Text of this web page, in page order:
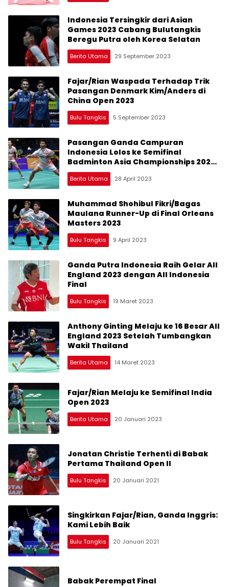
Indonesia Tersingkir dari Asian
Games 2023 Cabang Bulutangkis
Beregu Putra oleh Korea Selatan
Berita Utama 29 September 2023
Fajar/Rian Waspada Terhadap Trik
Pasangan Denmark Kim/Anders di
China Open 2023
Bulu Tangkis 5 September 2023
Pasangan Ganda Campuran
Indonesia Lolos ke Semifinal
Badminton Asia Championships 2023,
Tiga Pasangan Lainnya Gugur
Berita Utama 28 April 2023
Muhammad Shohibul Fikri/Bagas
Maulana Runner-Up di Final Orleans
Masters 2023
Bulu Tangkis 9 April 2023
Ganda Putra Indonesia Raih Gelar All
England 2023 dengan All Indonesia
Final
Bulu Tangkis 19 Maret 2023
Anthony Ginting Melaju ke 16 Besar All
England 2023 Setelah Tumbangkan
Wakil Thailand
Berita Utama 14 Maret 2023
Fajar/Rian Melaju ke Semifinal India
Open 2023
Berita Utama 20 Januari 2023
Jonatan Christie Terhenti di Babak
Pertama Thailand Open II
Bulu Tangkis 20 Januari 2021
Singkirkan Fajar/Rian, Ganda Inggris:
Kami Lebih Baik
Bulu Tangkis 20 Januari 2021
Babak Perempat Final